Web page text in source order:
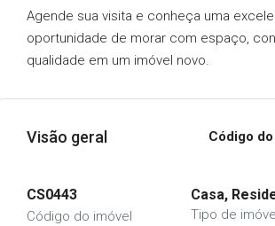
Agende sua visita e conheça uma
oportunidade de morar com espaço,
qualidade em um imóvel novo.
Visão geral Código
CS0443
Código do imóvel
Casa,
Tipo de